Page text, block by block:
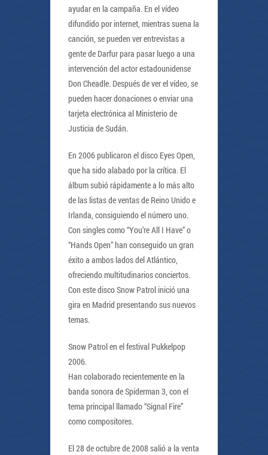
ayudar en la campaña. En el vídeo
difundido por internet, mientras suena la
canción, se pueden ver entrevistas a
gente de Darfur para pasar luego a una
intervención del actor estadounidense
Don Cheadle. Después de ver el vídeo, se
pueden hacer donaciones o enviar una
tarjeta electrónica al Ministerio de
Justicia de Sudán.
En 2006 publicaron el disco Eyes Open,
que ha sido alabado por la crítica. El
álbum subió rápidamente a lo más alto
de las listas de ventas de Reino Unido e
Irlanda, consiguiendo el número uno.
Con singles como “You’re All I Have” o
“Hands Open” han conseguido un gran
éxito a ambos lados del Atlántico,
ofreciendo multitudinarios conciertos.
Con este disco Snow Patrol inició una
gira en Madrid presentando sus nuevos
temas.
Snow Patrol en el festival Pukkelpop
2006.
Han colaborado recientemente en la
banda sonora de Spiderman 3, con el
tema principal llamado “Signal Fire”
como compositores.
El 28 de octubre de 2008 salió a la venta